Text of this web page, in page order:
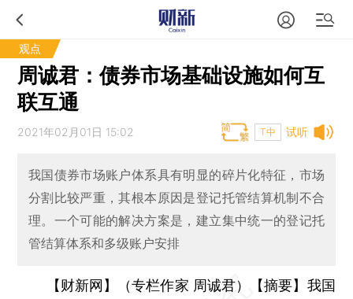
观点
周诚君：债券市场基础设施如何互
联互通
试听
2021年02月01日 15:02 T中
我国债券市场账户体系具有明显的碎片化特征，市场
分割比较严重，其根本原因是登记托管结算机制不合
理。一个可能的解决方案是，建立集中统一的登记托
管结算体系和多级账户安排
【财新网】（专栏作家 周诚君）
【摘要】我国